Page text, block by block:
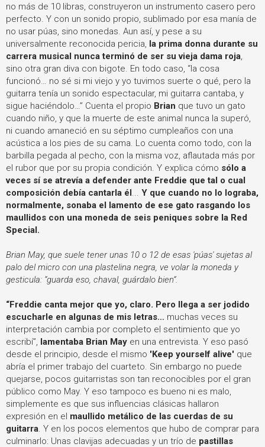
no más de 10 libras, construyeron un instrumento casero pero
perfecto. Y con un sonido propio, sublimado por esa manía de
no usar púas, sino monedas. Aun así, y pese a su
universalmente reconocida pericia, la prima donna durante su
carrera musical nunca terminó de ser su vieja dama roja
sino otra gran diva con bigote. En todo caso, “la cosa
funcionó… no sé si mi viejo y yo tuvimos suerte o qué, pero la
guitarra tenía un sonido espectacular, mi guitarra cantaba, y
sigue haciéndolo…” Cuenta el propio Brian que tuvo un gato
cuando niño, y que la muerte de este animal nunca la superó,
ni cuando amaneció en su séptimo cumpleaños con una
acústica a los pies de su cama. Lo cuenta como todo, con la
barbilla pegada al pecho, con la misma voz, aflautada más por
el rubor que por su propia condición. Y explica cómo sólo a
veces sí se atrevía a defender ante Freddie que tal o cual
composición debía cantarla él
Y que cuando no lo lograba,
normalmente, sonaba el lamento de ese gato rasgando los
maullidos con una moneda de seis peniques sobre la Red
Special.
Brian May, que suele tener unas 10 o 12 de esas 'púas' sujetas al
palo del micro con una plastelina negra, ve volar la moneda y
gesticula: “guarda eso, chaval, guárdalo bien”.
“Freddie canta mejor que yo, claro. Pero llega a ser jodido
escucharle en algunas de mis letras… muchas veces su
interpretación cambia por completo el sentimiento que yo
escribí”, lamentaba Brian May en una entrevista. Y eso pasó
desde el principio, desde el mismo 'Keep yourself alive' que
abría el primer trabajo del cuarteto. Sin embargo no puede
quejarse, pocos guitarristas son tan reconocibles por el gran
público como May. Y eso tampoco es bueno ni es malo,
simplemente es que sus influencias clásicas hallaron
expresión en el maullido metálico de las cuerdas de su
guitarra . Y en los pocos elementos que hubo de comprar para
culminarlo: Unas clavijas adecuadas y un trío de pastillas